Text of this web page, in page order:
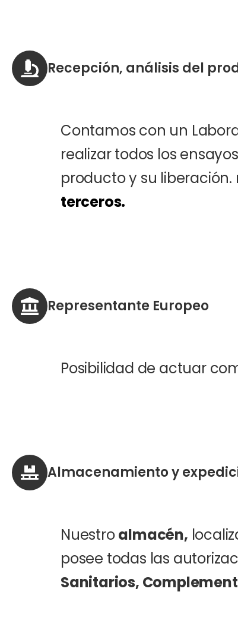
Recepción, análisis del
Contamos con un
realizar todos los
producto y su
terceros.
Representante Europeo
Posibilidad de actuar
Almacenamiento y
Nuestroalmacén,
posee todas las
Sanitarios,